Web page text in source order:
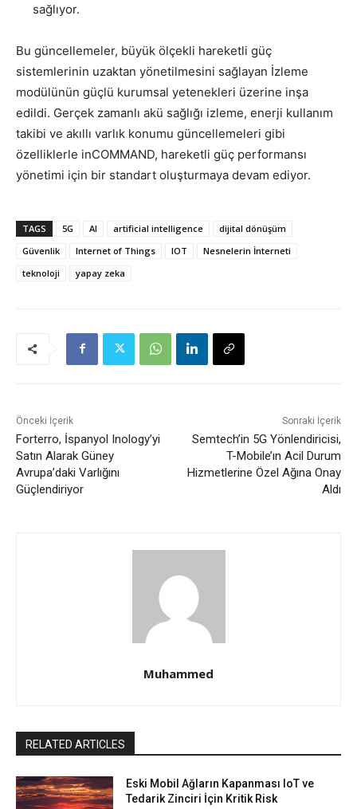
sağlıyor.
Bu güncellemeler, büyük ölçekli hareketli güç
sistemlerinin uzaktan yönetilmesini sağlayan İzleme
modülünün güçlü kurumsal yetenekleri üzerine inşa
edildi. Gerçek zamanlı akü sağlığı izleme, enerji kullanım
takibi ve akıllı varlık konumu güncellemeleri gibi
özelliklerle inCOMMAND, hareketli güç performansı
yönetimi için bir standart oluşturmaya devam ediyor.
TAGS 5G AI artificial intelligence
dijital dönüşüm
Güvenlik
Internet of Things IOT
Nesnelerin İnterneti
teknoloji
yapay zeka
Önceki İçerik
Forterro, İspanyol Inology’yi
Satın Alarak Güney
Avrupa’daki Varlığını
Güçlendiriyor
Sonraki İçerik
Semtech’in 5G Yönlendiricisi,
T-Mobile’ın Acil Durum
Hizmetlerine Özel Ağına Onay
Aldı
Muhammed
RELATED ARTICLES
Eski Mobil Ağların Kapanması IoT ve
Tedarik Zinciri İçin Kritik Risk